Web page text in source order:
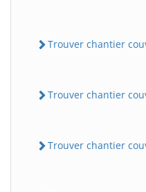
Trouver chantier
Trouver chantier
Trouver chantier